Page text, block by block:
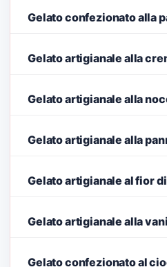
Gelato confezionato alla
Gelato artigianale alla
Gelato artigianale alla
Gelato artigianale alla
Gelato artigianale al fior
Gelato artigianale alla
Gelato confezionato al